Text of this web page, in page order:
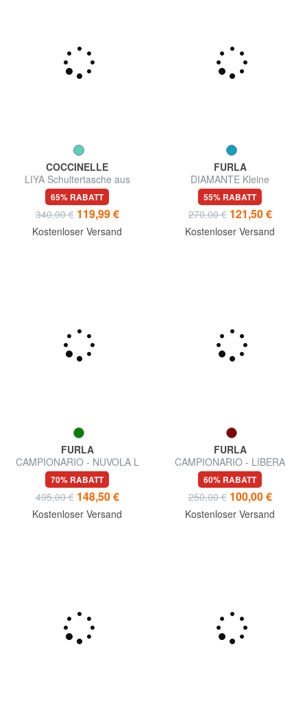
COCCINELLE
LIYA Schultertasche aus
gehämmertem Leder
65% RABATT
340,00 € 119,99 €
Kostenloser Versand
FURLA
DIAMANTE Kleine
Rahmentasche
55% RABATT
270,00 € 121,50 €
Kostenloser Versand
FURLA
CAMPIONARIO - NUVOLA L
Umhängetasche
70% RABATT
495,00 € 148,50 €
Kostenloser Versand
FURLA
CAMPIONARIO - LIBERA
Mini-Schultertasche
60% RABATT
250,00 € 100,00 €
Kostenloser Versand